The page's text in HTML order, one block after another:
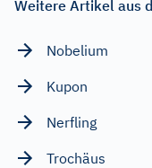
Weitere Artikel aus
Nobelium
Kupon
Nerfling
Trochäus